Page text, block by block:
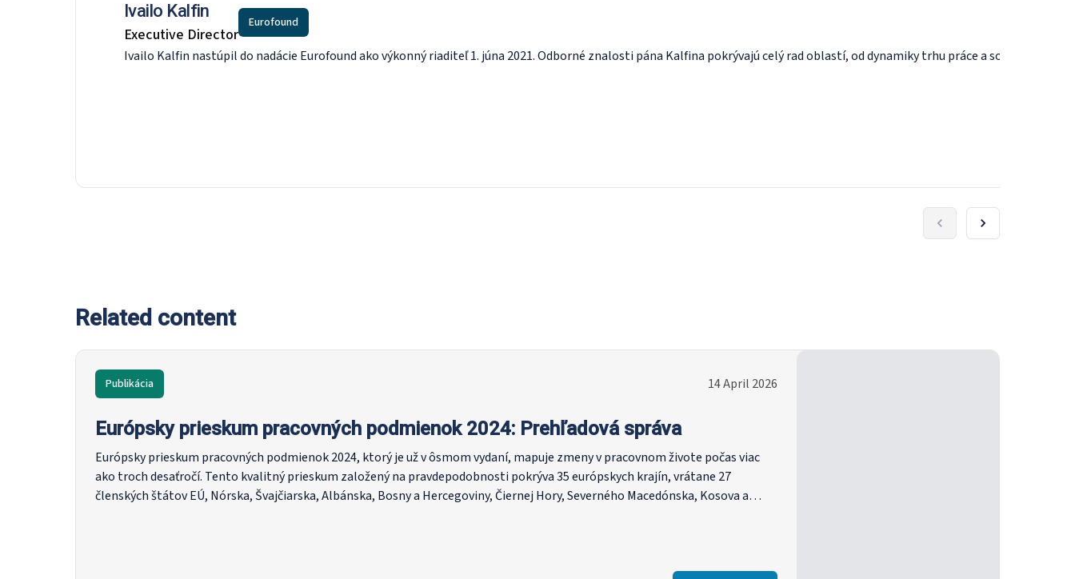
Ivailo Kalfin
Executive Director
Eurofound
Ivailo Kalfin nastúpil do nadácie Eurofound ako výkonný riaditeľ 1. júna 2021. Odborné znalosti pána Kalfina pokrývajú celý rad oblastí, od dynamiky trhu práce a sociálnej
Related content
Publikácia 14 April 2026
Európsky prieskum pracovných podmienok 2024: Prehľadová správa
Európsky prieskum pracovných podmienok 2024, ktorý je už v ôsmom vydaní, mapuje zmeny v pracovnom živote počas viac
ako troch desaťročí. Tento kvalitný prieskum založený na pravdepodobnosti pokrýva 35 európskych krajín, vrátane 27
členských štátov EÚ, Nórska, Švajčiarska, Albánska, Bosny a Hercegoviny, Čiernej Hory, Severného Macedónska, Kosova a